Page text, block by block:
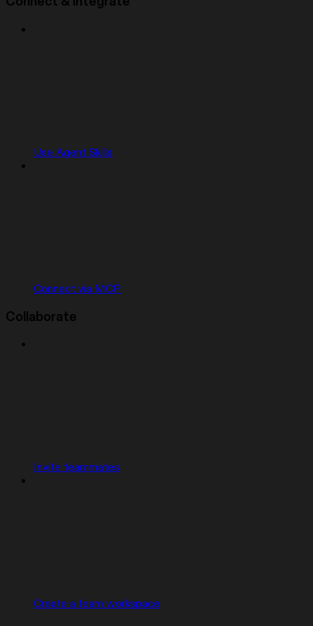
Use Agent Skills
Connect via MCP
Collaborate
Invite teammates
Create a team workspace